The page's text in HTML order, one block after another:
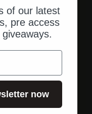
of our latest
pre access
now